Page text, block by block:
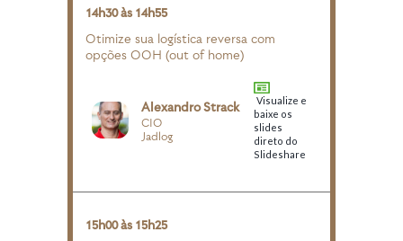
14h30 às 14h55
Otimize sua logística reversa com
opções OOH (out of home)
Alexandro Strack
CIO
Jadlog
Visualize e
baixe os
slides
direto do
Slideshare
15h00 às 15h25